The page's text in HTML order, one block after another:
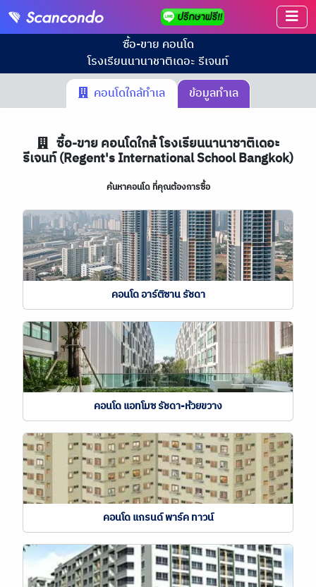
ซื้อ-ขาย คอนโด
โรงเรียนนานาชาติเดอะ รีเจนท์
คอนโดใกล้ทำเล
ข้อมูลทำเล
ซื้อ-ขาย คอนโดใกล้ โรงเรียนนานาชาติเดอะ
รีเจนท์ (Regent's International School Bangkok)
ค้นหาคอนโด ที่คุณต้องการซื้อ
คอนโด อาร์ติซาน รัชดา
คอนโด แอทโมซ รัชดา-ห้วยขวาง
คอนโด แกรนด์ พาร์ค ทาวน์